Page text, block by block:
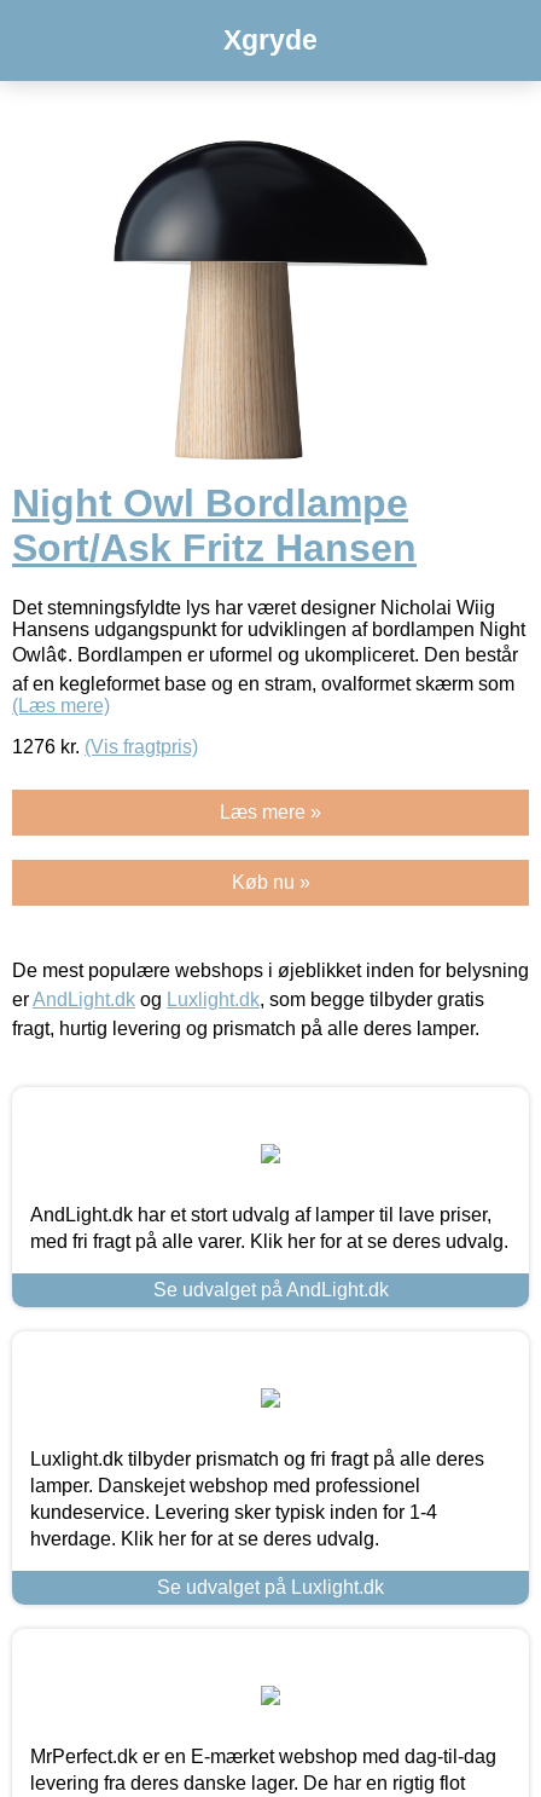
Xgryde
Night Owl Bordlampe
Sort/Ask Fritz Hansen
Det stemningsfyldte lys har været designer Nicholai Wiig
Hansens udgangspunkt for udviklingen af bordlampen Night
Owlâ¢. Bordlampen er uformel og ukompliceret. Den består
af en kegleformet base og en stram, ovalformet skærm som
(Læs mere)
1276 kr. (Vis fragtpris)
Læs mere »
Køb nu »
De mest populære webshops i øjeblikket inden for belysning
erAndLight.dk og Luxlight.dk, som begge tilbyder gratis
fragt, hurtig levering og prismatch på alle deres lamper.
AndLight.dk har et stort udvalg af lamper til lave priser,
med fri fragt på alle varer. Klik her for at se deres udvalg.
Se udvalget på AndLight.dk
Luxlight.dk tilbyder prismatch og fri fragt på alle deres
lamper. Danskejet webshop med professionel
kundeservice. Levering sker typisk inden for 1-4
hverdage. Klik her for at se deres udvalg.
Se udvalget på Luxlight.dk
MrPerfect.dk er en E-mærket webshop med dag-til-dag
levering fra deres danske lager. De har en rigtig flot